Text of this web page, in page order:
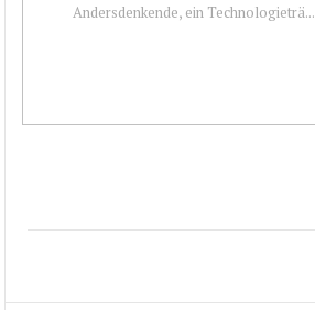
Andersdenkende, ein Technologieträ...